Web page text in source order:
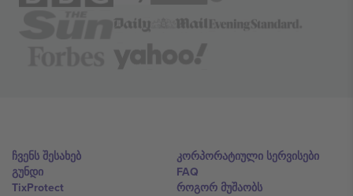
ჩვენს შესახებ
გუნდი
TixProtect
კორპორატიული სერვისები
FAQ
როგორ მუშაობს